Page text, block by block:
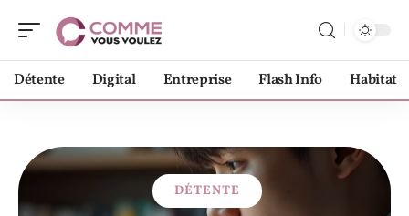
Détente Digital Entreprise Flash Info Habitat
DÉTENTE